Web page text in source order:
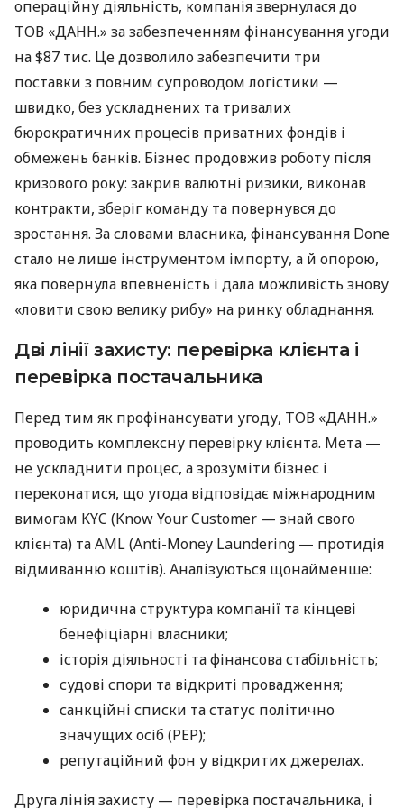
операційну діяльність, компанія звернулася до
ТОВ «ДАНН.» за забезпеченням фінансування угоди
на $87 тис. Це дозволило забезпечити три
поставки з повним супроводом логістики —
швидко, без ускладнених та тривалих
бюрократичних процесів приватних фондів і
обмежень банків. Бізнес продовжив роботу після
кризового року: закрив валютні ризики, виконав
контракти, зберіг команду та повернувся до
зростання. За словами власника, фінансування Done
стало не лише інструментом імпорту, а й опорою,
яка повернула впевненість і дала можливість знову
«ловити свою велику рибу» на ринку обладнання.
Дві лінії захисту: перевірка клієнта і
перевірка постачальника
Перед тим як профінансувати угоду, ТОВ «ДАНН.»
проводить комплексну перевірку клієнта. Мета —
не ускладнити процес, а зрозуміти бізнес і
переконатися, що угода відповідає міжнародним
вимогам KYC (Know Your Customer — знай свого
клієнта) та AML (Anti-Money Laundering — протидія
відмиванню коштів). Аналізуються щонайменше:
юридична структура компанії та кінцеві
бенефіціарні власники;
історія діяльності та фінансова стабільність;
судові спори та відкриті провадження;
санкційні списки та статус політично
значущих осіб (PEP);
репутаційний фон у відкритих джерелах.
Друга лінія захисту — перевірка постачальника, і